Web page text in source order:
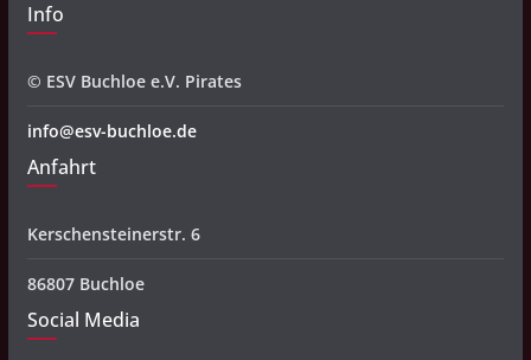
Info
© ESV Buchloe e.V. Pirates
info@esv-buchloe.de
Anfahrt
Kerschensteinerstr. 6
86807 Buchloe
Social Media